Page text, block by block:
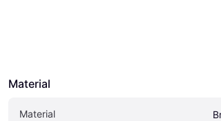
Material
Material